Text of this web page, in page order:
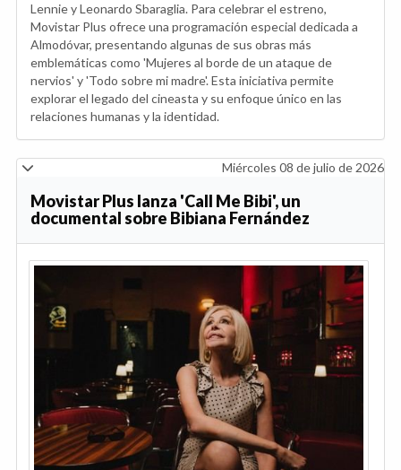
Lennie y Leonardo Sbaraglia. Para celebrar el estreno,
Movistar Plus ofrece una programación especial dedicada a
Almodóvar, presentando algunas de sus obras más
emblemáticas como 'Mujeres al borde de un ataque de
nervios' y 'Todo sobre mi madre'. Esta iniciativa permite
explorar el legado del cineasta y su enfoque único en las
relaciones humanas y la identidad.
Miércoles 08 de julio de 2026
Movistar Plus lanza 'Call Me Bibi', un
documental sobre Bibiana Fernández